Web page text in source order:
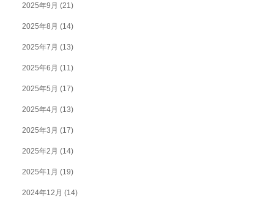
2025年9月 (21)
2025年8月 (14)
2025年7月 (13)
2025年6月 (11)
2025年5月 (17)
2025年4月 (13)
2025年3月 (17)
2025年2月 (14)
2025年1月 (19)
2024年12月 (14)